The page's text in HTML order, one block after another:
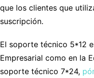
que los clientes que
suscripción.
El soporte técnico 5*12
Empresarial como en la
soporte técnico 7*24,